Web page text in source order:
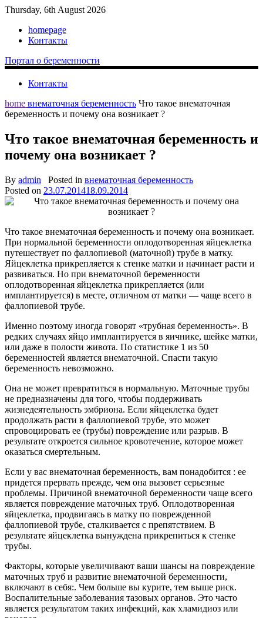
Thursday, 6th August 2026
homepage
Контакты
Портал о беременности
Контакты
home внематочная беременность Что такое внематочная
беременность и почему она возникает ?
Что такое внематочная беременность и
почему она возникает ?
By admin Posted in внематочная беременность
Posted on 23.07.201418.09.2014
Что такое внематочная беременность и почему она возникает.
При нормальной беременности оплодотворенная яйцеклетка
путешествует по фаллопиевой (маточной) трубе в матку.
Яйцеклетка прикрепляется к стенке матки и начинает расти и
развиваться. Но при внематочной беременности
оплодотворенная яйцеклетка прикрепляется (или
имплантируется) в месте, отличном от матки — чаще всего в
фаллопиевой трубе.
Именно поэтому иногда говорят «трубная беременность». В
редких случаях яйцо имплантируется в яичнике, шейке матки,
или даже в полости живота. По статистике 1 из 50
беременностей является внематочной. Спасти такую
беременность невозможно.
Она не может превратиться в нормальную. Маточные трубы
не предназначены для того, чтобы поддерживать
жизнедеятельность эмбриона. Если яйцеклетка будет
продолжать расти в фаллопиевой трубе, это может
спровоцировать ее (трубы) повреждение или разрыв. В
результате откроется сильное кровотечение, которое может
оказаться смертельным.
Если у вас внематочная беременность, вам понадобится : ее
придется прервать прежде, чем она вызовет серьезные
проблемы. Причиной внематочной беременности чаще всего
является повреждение маточных труб. Оплодотворенная
яйцеклетка, продвигаясь в матку по поврежденной
фаллопиевой трубе, сталкивается с препятствием. В
результате яйцеклетка вынуждена прикрепиться к стенке
трубы.
Факторы, которые увеличивают ваши шансы на повреждение
маточных труб и развитие внематочной беременности,
включают в себя:. Чем больше вы курите, тем выше риск.
Воспалительные заболевания тазовых органов. Это часто
является результатом таких инфекций, как хламидиоз или